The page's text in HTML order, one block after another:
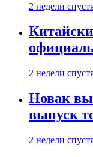
2 недели
2 недели
Новак
выпуск
2 недели